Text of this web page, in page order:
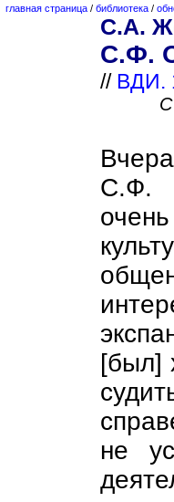
главная страница / библиотека /
С.А.
С.Ф.
// ВДИ.
С
С.Ф.
[был]
не